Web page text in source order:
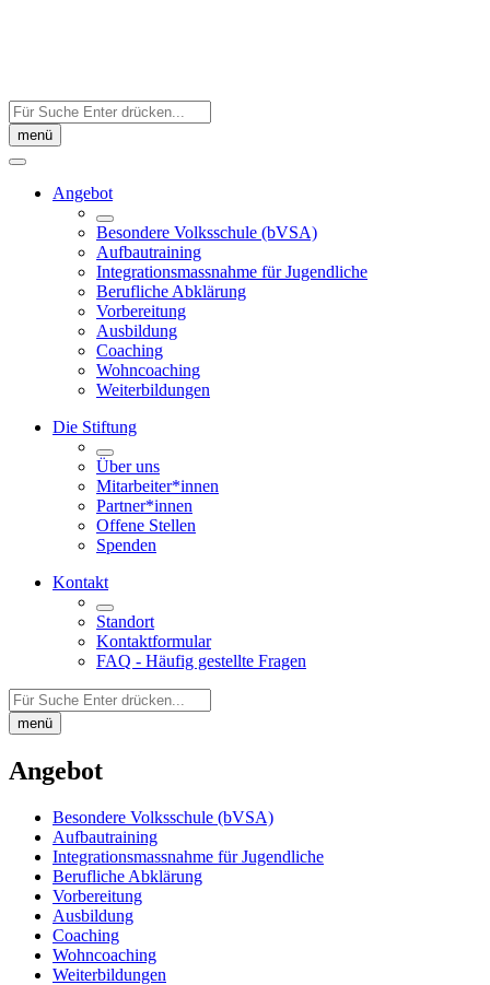
Auf
der
Seite
suchen:
menü
Angebot
Besondere Volksschule (bVSA)
Aufbautraining
Integrations­massnahme für Jugendliche
Berufliche Abklärung
Vorbereitung
Ausbildung
Coaching
Wohncoaching
Weiterbildungen
Die Stiftung
Über uns
Mitarbeiter*innen
Partner*innen
Offene Stellen
Spenden
Kontakt
Standort
Kontaktformular
FAQ - Häufig gestellte Fragen
Auf
der
Seite
menü
Angebot
Besondere Volksschule (bVSA)
Aufbautraining
Integrations­massnahme für Jugendliche
Berufliche Abklärung
Vorbereitung
Ausbildung
Coaching
Wohncoaching
Weiterbildungen